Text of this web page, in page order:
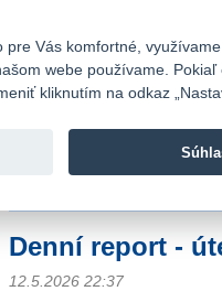
Fio banka
Denní report -
12.5.2026 22:37
Vás komfortné,
webe používame.
kliknutím na odkaz